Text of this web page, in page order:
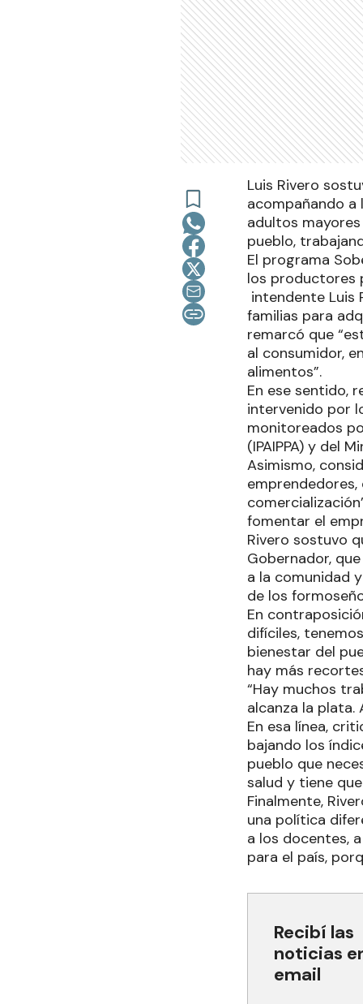
Luis Rivero
acompañando a
adultos
pueblo,
El programa
los productores
intendente Luis
familias para
remarcó que
al consumidor,
alimentos”.
En ese sentido,
intervenido por
monitoreados
(IPAIPPA) y del
Asimismo,
fomentar el
Rivero sostuvo
Gobernador,
a la comunidad
de los
En
difíciles,
bienestar del
hay más
“Hay muchos
alcanza la
En esa línea,
bajando los
pueblo que
salud y tiene
Finalmente,
una política
a los docentes,
para el país,
Recibí las
noticias
email